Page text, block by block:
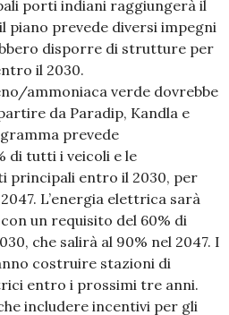
porti indiani raggiungerà il
piano prevede diversi impegni
disporre di strutture per
il 2030.
ammoniaca verde dovrebbe
da Paradip, Kandla e
prevede
di tutti i veicoli e le
principali entro il 2030, per
L’energia elettrica sarà
un requisito del 60% di
che salirà al 90% nel 2047. I
costruire stazioni di
entro i prossimi tre anni.
includere incentivi per gli